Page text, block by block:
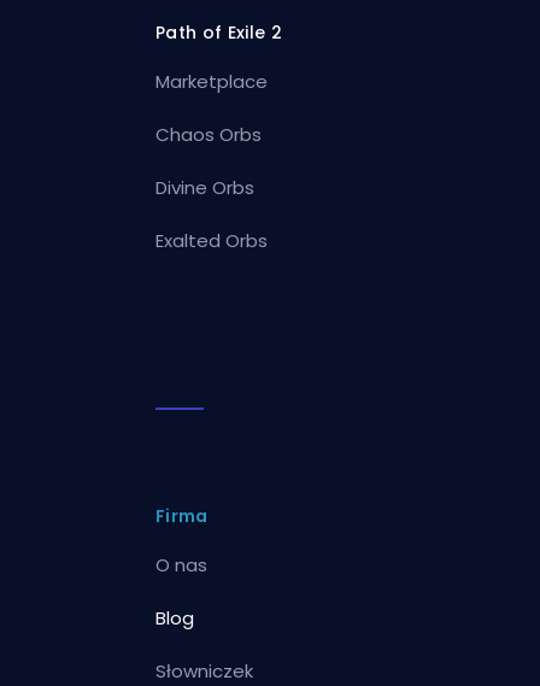
Path of Exile 2
Marketplace
Chaos Orbs
Divine Orbs
Exalted Orbs
Firma
O nas
Blog
Słowniczek